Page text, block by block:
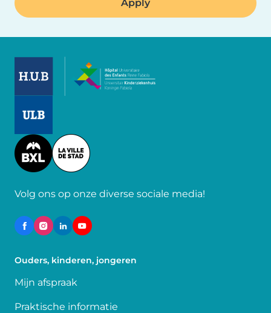
Image
Volg ons op onze diverse sociale media!
Ouders, kinderen, jongeren
Mijn afspraak
Praktische informatie